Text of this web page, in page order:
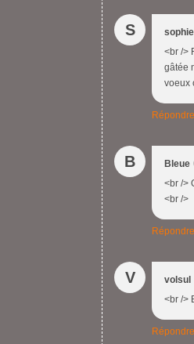
S
sophie
<br />
gâtée
voeux
Répondre
B Bleue
<br />
<br />
Répondre
V
volsul
<br />
Répondre